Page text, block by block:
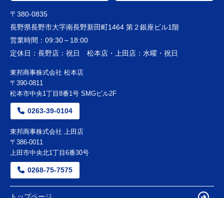
〒380-0835
長野県長野市大字南長野新田町1464 第２銀座ビル1階
営業時間： 09:30～18:00
定休日： 長野店：祝日 松本店・上田店：水曜・祝日
東邦商事株式会社 松本店
〒390-0811
松本市中央1丁目8番1号 SMGビル2F
0263-39-0104
東邦商事株式会社 上田店
〒386-0011
上田市中央北1丁目6番30号
0268-75-7575